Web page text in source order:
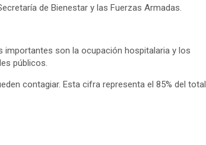
de Bienestar y las Fuerzas Armadas.
son la ocupación hospitalaria y los
públicos.
contagiar. Esta cifra representa el 85% del total